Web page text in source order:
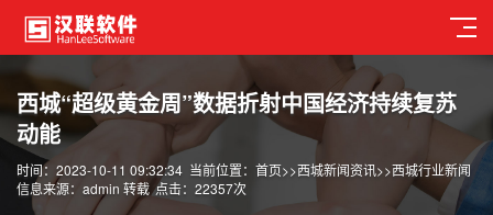
西城“超级黄金周”数据折射中国经济持续复苏
动能
当前位置： 首页>>西城新闻资讯>>西城行业新闻
时间：2023-10-11 09:32:34
信息来源：admin 转载 点击：22357次